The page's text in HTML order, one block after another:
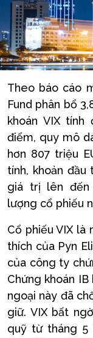
Theo báo cáo
Fund phân bổ
khoán VIX
điểm, quy mô
hơn 807 triệu
tính, khoản đầu
giá trị lên đến
lượng cổ phiếu
Cổ phiếu VIX
thích của Pyn
của công ty
Chứng khoán
ngoại này đã
giữ. VIX bất
quỹ từ tháng 5